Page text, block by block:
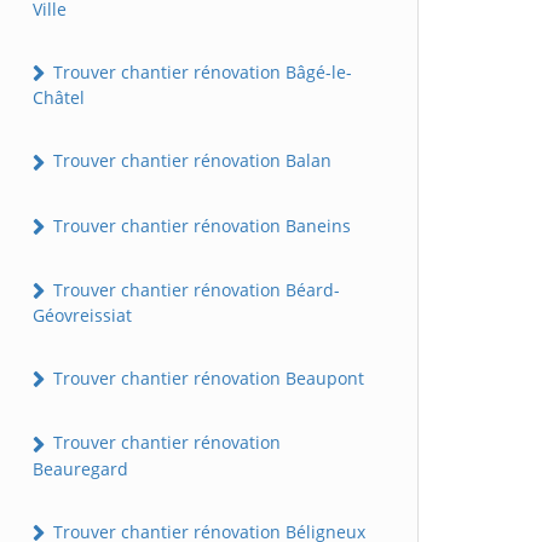
Ville
Trouver chantier rénovation Bâgé-le-
Châtel
Trouver chantier rénovation Balan
Trouver chantier rénovation Baneins
Trouver chantier rénovation Béard-
Géovreissiat
Trouver chantier rénovation Beaupont
Trouver chantier rénovation
Beauregard
Trouver chantier rénovation Béligneux